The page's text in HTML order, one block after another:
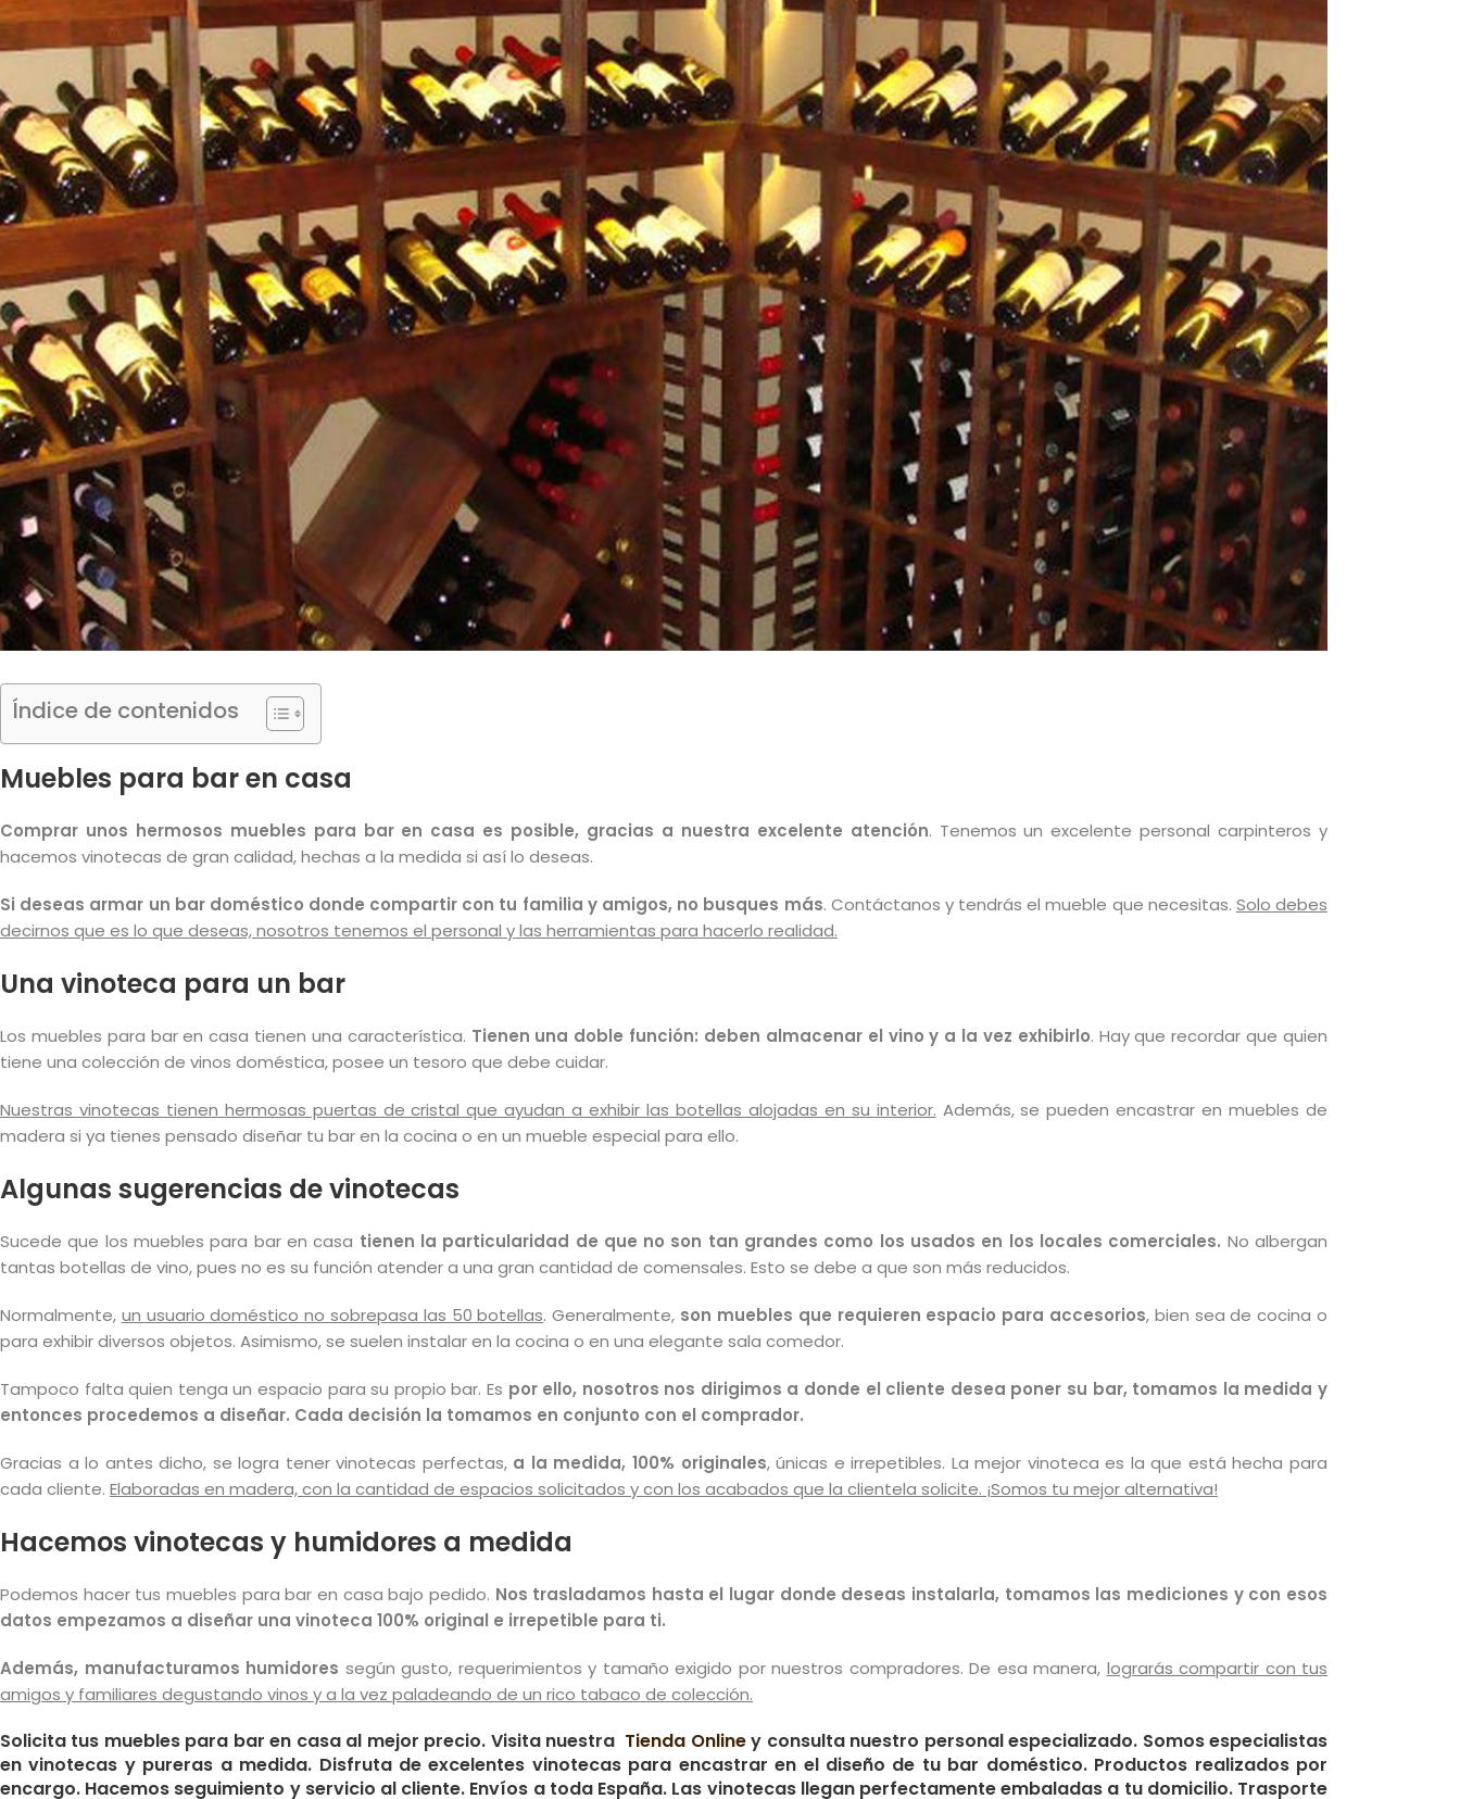
Índice de contenidos
Muebles para bar en casa
Comprar unos hermosos muebles para bar en casa es posible, gracias a nuestra excelente atención. Tenemos un excelente personal carpinteros y
hacemos vinotecas de gran calidad, hechas a la medida si así lo deseas.
Si deseas armar un bar doméstico donde compartir con tu familia y amigos, no busques más. Contáctanos y tendrás el mueble que necesitas. Solo debes
decirnos que es lo que deseas, nosotros tenemos el personal y las herramientas para hacerlo realidad.
Una vinoteca para un bar
Los muebles para bar en casa tienen una característica. Tienen una doble función: deben almacenar el vino y a la vez exhibirlo. Hay que recordar que quien
tiene una colección de vinos doméstica, posee un tesoro que debe cuidar.
Nuestras vinotecas tienen hermosas puertas de cristal que ayudan a exhibir las botellas alojadas en su interior. Además, se pueden encastrar en muebles de
madera si ya tienes pensado diseñar tu bar en la cocina o en un mueble especial para ello.
Algunas sugerencias de vinotecas
Sucede que los muebles para bar en casa tienen la particularidad de que no son tan grandes como los usados en los locales comerciales. No albergan
tantas botellas de vino, pues no es su función atender a una gran cantidad de comensales. Esto se debe a que son más reducidos.
Normalmente, un usuario doméstico no sobrepasa las 50 botellas. Generalmente, son muebles que requieren espacio para accesorios, bien sea de cocina o
para exhibir diversos objetos. Asimismo, se suelen instalar en la cocina o en una elegante sala comedor.
Tampoco falta quien tenga un espacio para su propio bar. Es por ello, nosotros nos dirigimos a donde el cliente desea poner su bar, tomamos la medida y
entonces procedemos a diseñar. Cada decisión la tomamos en conjunto con el comprador.
Gracias a lo antes dicho, se logra tener vinotecas perfectas, a la medida, 100% originales, únicas e irrepetibles. La mejor vinoteca es la que está hecha para
cada cliente. Elaboradas en madera, con la cantidad de espacios solicitados y con los acabados que la clientela solicite. ¡Somos tu mejor alternativa!
Hacemos vinotecas y humidores a medida
Podemos hacer tus muebles para bar en casa bajo pedido. Nos trasladamos hasta el lugar donde deseas instalarla, tomamos las mediciones y con esos
datos empezamos a diseñar una vinoteca 100% original e irrepetible para ti.
Además, manufacturamos humidores según gusto, requerimientos y tamaño exigido por nuestros compradores. De esa manera, lograrás compartir con tus
amigos y familiares degustando vinos y a la vez paladeando de un rico tabaco de colección.
Solicita tus muebles para bar en casa al mejor precio. Visita nuestra Tienda Onliney consulta nuestro personal especializado. Somos especialistas
en vinotecas y pureras a medida. Disfruta de excelentes vinotecas para encastrar en el diseño de tu bar doméstico. Productos realizados por
encargo. Hacemos seguimiento y servicio al cliente. Envíos a toda España. Las vinotecas llegan perfectamente embaladas a tu domicilio. Trasporte